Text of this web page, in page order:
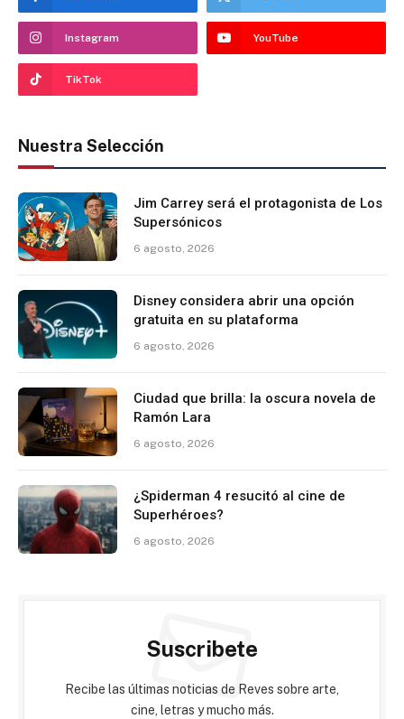
Instagram YouTube
TikTok
Nuestra Selección
Jim Carrey será el protagonista de Los
Supersónicos
6 agosto, 2026
Disney considera abrir una opción
gratuita en su plataforma
6 agosto, 2026
Ciudad que brilla: la oscura novela de
Ramón Lara
6 agosto, 2026
¿Spiderman 4 resucitó al cine de
Superhéroes?
6 agosto, 2026
Suscribete
Recibe las últimas noticias de Reves sobre arte,
cine, letras y mucho más.